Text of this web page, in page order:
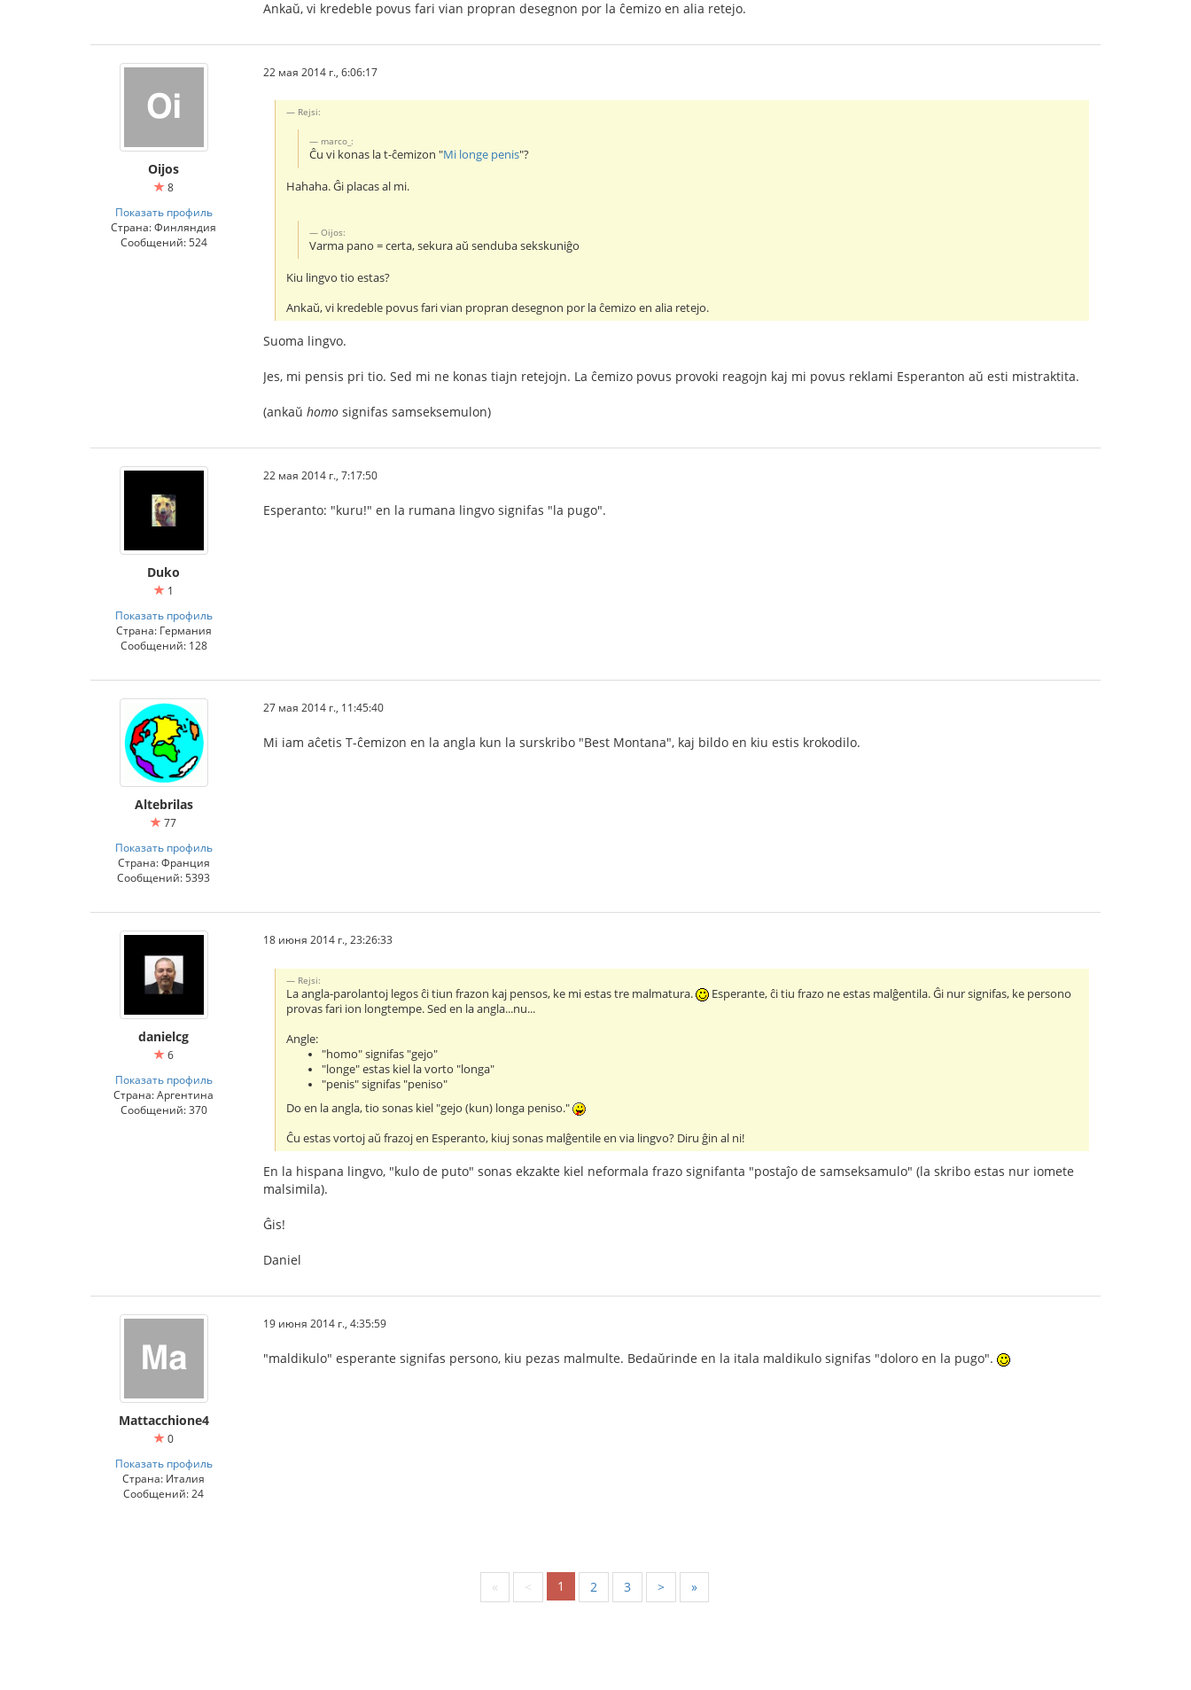
Ankaŭ, vi kredeble povus fari vian propran desegnon por la ĉemizo en alia retejo.
Oijos
8
Показать профиль
Страна: Финляндия
Сообщений: 524
22 мая 2014 г., 6:06:17
Rejsi:
marco_:
Ĉu vi konas la t-ĉemizon "Mi longe penis"?
Hahaha. Ĝi placas al mi.
Oijos:
Varma pano = certa, sekura aŭ senduba sekskuniĝo
Kiu lingvo tio estas?
Ankaŭ, vi kredeble povus fari vian propran desegnon por la ĉemizo en alia retejo.
Suoma lingvo.
Jes, mi pensis pri tio. Sed mi ne konas tiajn retejojn. La ĉemizo povus provoki reagojn kaj mi povus reklami Esperanton aŭ esti mistraktita.
(ankaŭ homo signifas samseksemulon)
Duko
1
Показать профиль
Страна: Германия
Сообщений: 128
22 мая 2014 г., 7:17:50
Esperanto: "kuru!" en la rumana lingvo signifas "la pugo".
Altebrilas
77
Показать профиль
Страна: Франция
Сообщений: 5393
27 мая 2014 г., 11:45:40
Mi iam aĉetis T-ĉemizon en la angla kun la surskribo "Best Montana", kaj bildo en kiu estis krokodilo.
danielcg
6
Показать профиль
Страна: Аргентина
Сообщений: 370
18 июня 2014 г., 23:26:33
Rejsi:
La angla-parolantoj legos ĉi tiun frazon kaj pensos, ke mi estas tre malmatura.
Esperante, ĉi tiu frazo ne estas malĝentila. Ĝi nur signifas, ke persono
provas fari ion longtempe. Sed en la angla...nu...
Angle:
"homo" signifas "gejo"
"longe" estas kiel la vorto "longa"
"penis" signifas "peniso"
Do en la angla, tio sonas kiel "gejo (kun) longa peniso."
Ĉu estas vortoj aŭ frazoj en Esperanto, kiuj sonas malĝentile en via lingvo? Diru ĝin al ni!
En la hispana lingvo, "kulo de puto" sonas ekzakte kiel neformala frazo signifanta "postaĵo de samseksamulo" (la skribo estas nur iomete
malsimila).
Ĝis!
Daniel
Mattacchione4
0
Показать профиль
Страна: Италия
Сообщений: 24
19 июня 2014 г., 4:35:59
"maldikulo" esperante signifas persono, kiu pezas malmulte. Bedaŭrinde en la itala maldikulo signifas "doloro en la pugo".
« < 1 2 3 > »